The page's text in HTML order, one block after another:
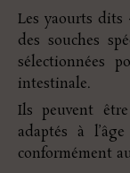
Les yaourts dits
des souches
sélectionnées
intestinale.
Ils peuvent
adaptés à
conformément